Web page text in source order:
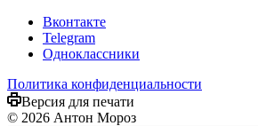
Вконтакте
Telegram
Одноклассники
Политика конфиденциальности
Версия для печати
© 2026 Антон Мороз